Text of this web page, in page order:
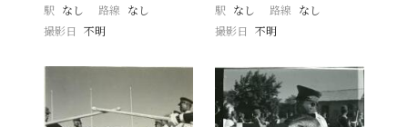
駅 なし 路線 なし
撮影日
不明
駅 なし 路線 なし
撮影日 不明